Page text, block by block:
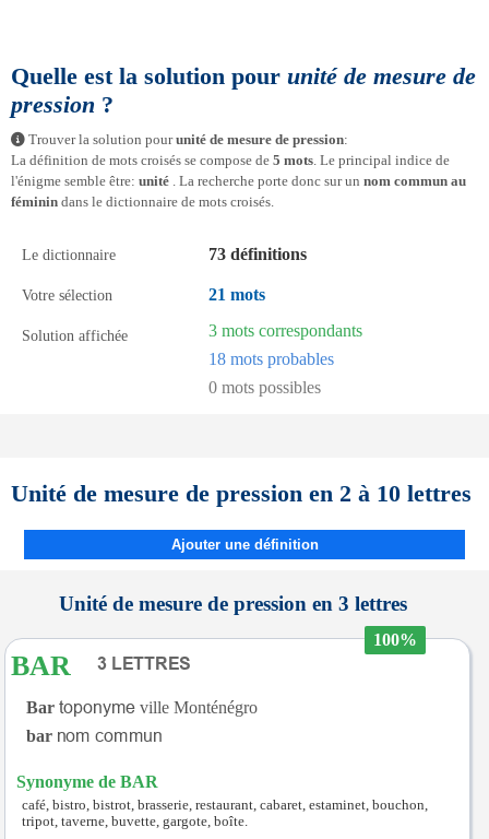
Quelle est la solution pour unité de mesure de
pression ?
Trouver la solution pourunité de mesure de pression:
La définition de mots croisés se compose de 5 mots. Le principal indice de
l'énigme semble être: unité . La recherche porte donc sur un nom commun au
féminin dans le dictionnaire de mots croisés.
Le dictionnaire 73 définitions
Votre sélection 21 mots
Solution affichée
3 mots correspondants
18 mots probables
0 mots possibles
Unité de mesure de pression en 2 à 10 lettres
Ajouter une définition
Unité de mesure de pression en 3 lettres
100%
BAR
Bar
ville Monténégro
bar
Synonyme de BAR
café, bistro, bistrot, brasserie, restaurant, cabaret, estaminet, bouchon,
tripot, taverne, buvette, gargote, boîte.